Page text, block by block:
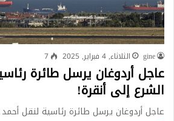
gine الثلاثاء, 4 فبراير, 2025 7
عاجل أردوغان يرسل طائرة
الشرع إلى أنقرة!
عاجل أردوغان يرسل طائرة رئاسية لنقل